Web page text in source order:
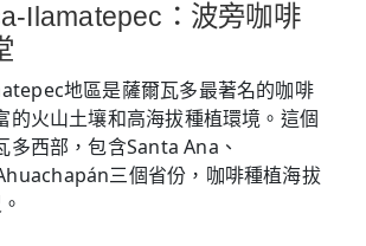
Ilamatepec：波旁咖啡
地區是薩爾瓦多最著名的咖啡
的火山土壤和高海拔種植環境。這個
多西部，包含Santa Ana、
三個省份，咖啡種植海拔